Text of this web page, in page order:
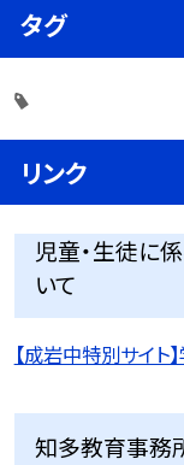
タグ
リンク
児童・生徒に
いて
【成岩中特別サイト
知多教育事務